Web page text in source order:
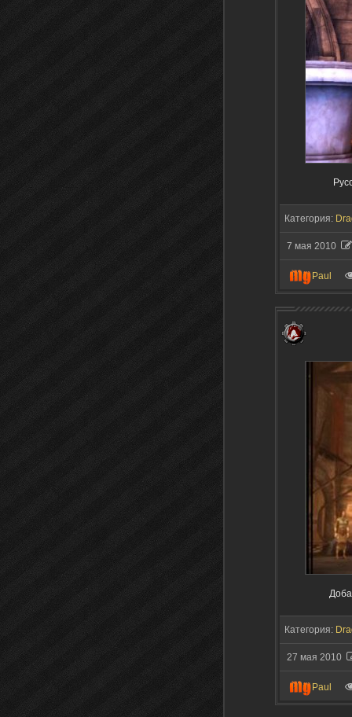
Категория:
7 мая 2010
Paul
Категория:
27 мая 2010
Paul